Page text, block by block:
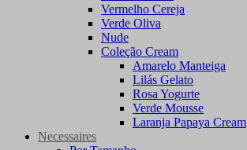
Vermelho Cereja
Verde Oliva
Nude
Coleção Cream
Amarelo Manteiga
Lilás Gelato
Rosa Yogurte
Verde Mousse
Laranja Papaya Cream
Necessaires